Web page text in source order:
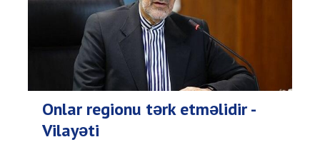
Onlar regionu tərk etməlidir -
Vilayəti